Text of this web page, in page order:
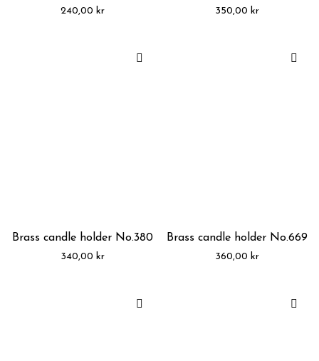
240,00 kr 350,00 kr
Brass candle holder No.380
340,00 kr
Brass candle holder No.669
360,00 kr